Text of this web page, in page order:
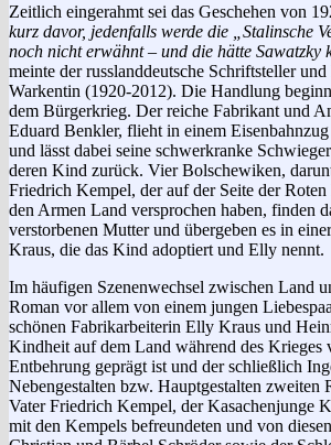
Zeitlich eingerahmt sei das Geschehen von
kurz davor, jedenfalls werde die „Stalinsche
noch nicht erwähnt – und die hätte Sawatzky
meinte der russlanddeutsche Schriftsteller
Warkentin (1920-2012). Die Handlung
dem Bürgerkrieg. Der reiche Fabrikant und
Eduard Benkler, flieht in einem
und lässt dabei seine schwerkranke
deren Kind zurück. Vier Bolschewiken,
Friedrich Kempel, der auf der Seite der
den Armen Land versprochen haben, finden
verstorbenen Mutter und übergeben es in
Kraus, die das Kind adoptiert und Elly nennt.
Im häufigen Szenenwechsel zwischen Land
Roman vor allem von einem jungen
schönen Fabrikarbeiterin Elly Kraus und
Kindheit auf dem Land während des Krieges
Entbehrung geprägt ist und der schließlich
Nebengestalten bzw. Hauptgestalten zweiten
Vater Friedrich Kempel, der Kasachenjunge
mit den Kempels befreundeten und von